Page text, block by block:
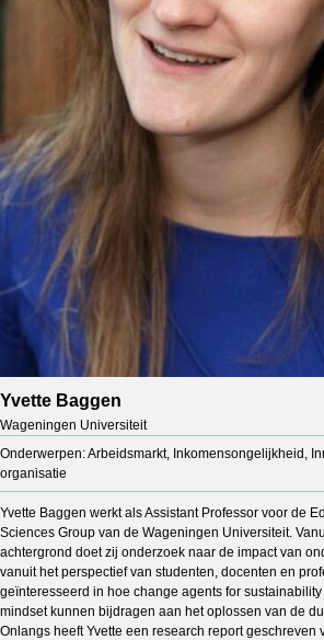
Yvette Baggen
Wageningen Universiteit
Onderwerpen: Arbeidsmarkt, Inkomensongelijkheid,
organisatie
Yvette Baggen werkt als Assistant Professor voor de
Sciences Group van de Wageningen Universiteit.
achtergrond doet zij onderzoek naar de impact van
vanuit het perspectief van studenten, docenten en
geïnteresseerd in hoe change agents for
mindset kunnen bijdragen aan het oplossen van de
Onlangs heeft Yvette een research report geschreven